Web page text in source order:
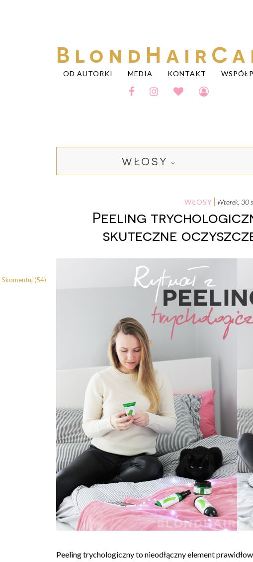
OD AUTORKI MEDIA KONTAKT
WŁOSY
WŁOSY wtorek,
Peeling
skuteczne
Peeling trychologiczny to nieodłączny element
Skomentuj (54)